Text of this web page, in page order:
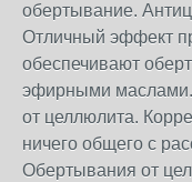
обертывание.
Отличный эффект
обеспечивают
эфирными маслами.
от целлюлита.
ничего общего с
Обертывания от